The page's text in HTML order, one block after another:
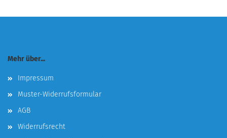
Mehr über...
Impressum
Muster-Widerrufsformular
AGB
Widerrufsrecht